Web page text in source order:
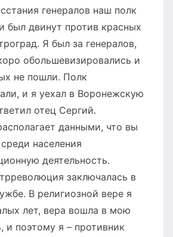
генералов наш полк
был двинут против красных
Я был за генералов,
обольшевизировались и
не пошли. Полк
и я уехал в Воронежскую
отец Сергий.
данными, что вы
населения
деятельность.
заключалась в
В религиозной вере я
лет, вера вошла в мою
и поэтому я – противник